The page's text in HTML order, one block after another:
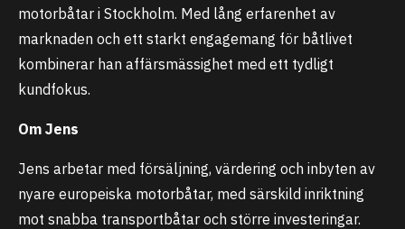
motorbåtar i Stockholm. Med lång erfarenhet av
marknaden och ett starkt engagemang för båtlivet
kombinerar han affärsmässighet med ett tydligt
kundfokus.
Om Jens
Jens arbetar med försäljning, värdering och inbyten av
nyare europeiska motorbåtar, med särskild inriktning
mot snabba transportbåtar och större investeringar.